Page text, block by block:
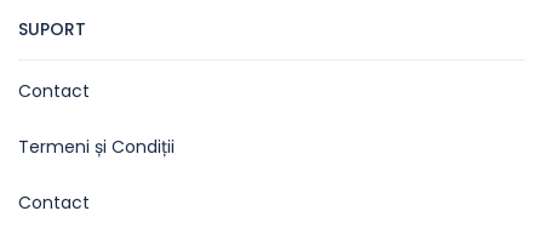
SUPORT
Contact
Termeni și Condiții
Contact